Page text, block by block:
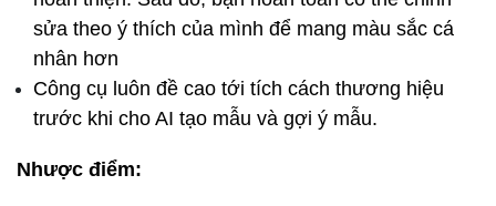
sửa theo ý thích của mình để mang màu sắc cá
nhân hơn
Công cụ luôn đề cao tới tích cách thương hiệu
trước khi cho AI tạo mẫu và gợi ý mẫu.
Nhược điểm: